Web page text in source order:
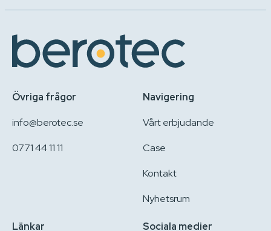
Övriga frågor
info@berotec.se
0771 44 11 11
Navigering
Vårt erbjudande
Case
Kontakt
Nyhetsrum
Länkar Sociala medier